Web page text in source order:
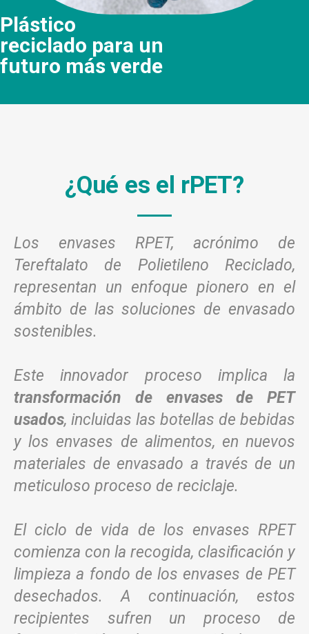
Plástico
reciclado para un
futuro más verde
¿Qué es el rPET?
Los envases RPET, acrónimo de
Tereftalato de Polietileno Reciclado,
representan un enfoque pionero en el
ámbito de las soluciones de envasado
sostenibles.
Este innovador proceso implica la
transformación de envases de PET
usados, incluidas las botellas de bebidas
y los envases de alimentos, en nuevos
materiales de envasado a través de un
meticuloso proceso de reciclaje.
El ciclo de vida de los envases RPET
comienza con la recogida, clasificación y
limpieza a fondo de los envases de PET
desechados. A continuación, estos
recipientes sufren un proceso de